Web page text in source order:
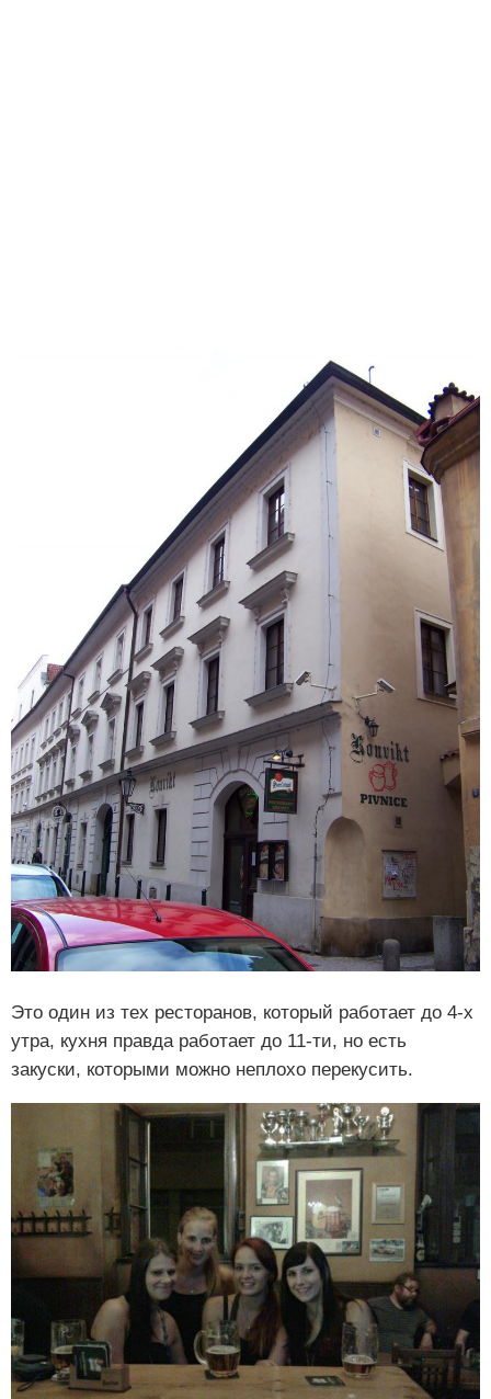
Это один из тех ресторанов, который работает до 4-х
утра, кухня правда работает до 11-ти, но есть
закуски, которыми можно неплохо перекусить.